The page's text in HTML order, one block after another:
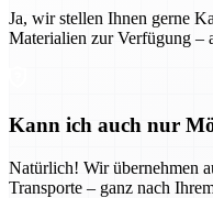
Ja, wir stellen Ihnen gerne
Materialien zur Verfügung –
Kann ich auch nur
Natürlich! Wir übernehmen
Transporte – ganz nach